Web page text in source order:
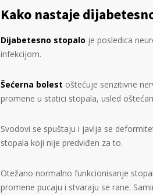
Kako nastaje
Dijabetesno stopalo je posledica
infekcijom.
Šećerna bolest oštećuje senzitivne
promene u statici stopala, usled
Svodovi se spuštaju i javlja se
stopala koji nije predviđen za to.
Otežano normalno funkcionisanje
promene pucaju i stvaraju se rane.